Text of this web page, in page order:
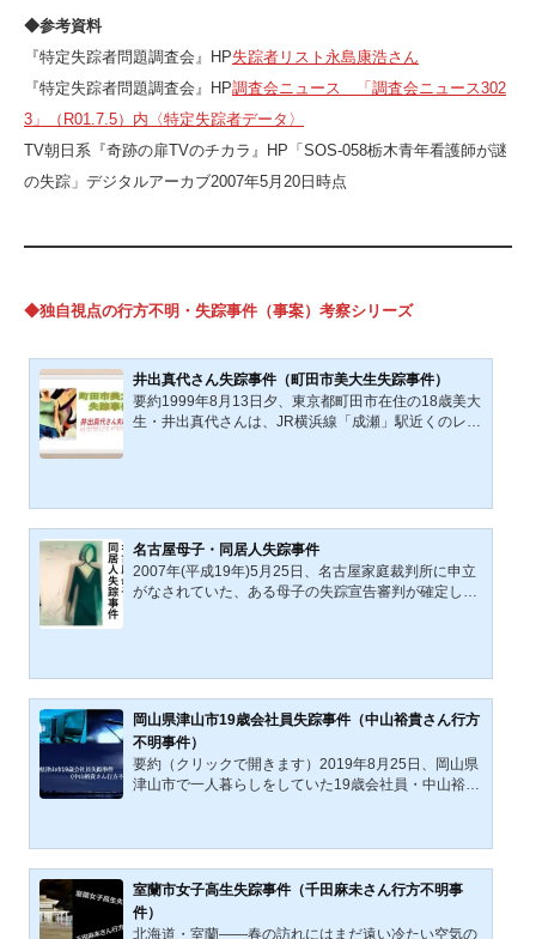
◆参考資料
『特定失踪者問題調査会』HP失踪者リスト永島康浩さん
『特定失踪者問題調査会』HP調査会ニュース 「調査会ニュース302
3」（R01.7.5）内〈特定失踪者データ〉
TV朝日系『奇跡の扉TVのチカラ』HP「SOS-058栃木青年看護師が謎
の失踪」デジタルアーカブ2007年5月20日時点
◆独自視点の行方不明・失踪事件（事案）考察シリーズ
井出真代さん失踪事件（町田市美大生失踪事件）
要約1999年8月13日夕、東京都町田市在住の18歳美大
生・井出真代さんは、JR横浜線「成瀬」駅近くのレン
ての可能性も説明困難という分析に至る。失踪当日は
雨天かつ日没近く、足元はサンダルという状況でもあ
り、③第三者が関与した犯罪被害の可能性が最も高い
と筆者は結論づけている...
名古屋母子・同居人失踪事件
2007年(平成19年)5月25日、名古屋家庭裁判所に申立
がなされていた、ある母子の失踪宣告審判が確定し
の息子であるDくん（当時3歳）は、失踪の四年ほど前
の1985年に、S乃さんと国際結婚をしたオランダ人の
夫(Dくんの父親)であるR氏と家族三人で暮らしていた
が、S乃さんはその後約...
岡山県津山市19歳会社員失踪事件（中山裕貴さん行方
不明事件）
要約（クリックで開きます）2019年8月25日、岡山県
津山市で一人暮らしをしていた19歳会社員・中山裕貴
勤し、部屋には現金約6万円、預金約80万円、私物や
自転車も残されていた。足取りからは鳥取県日野町の
江尾駅へ向かった可能性が高いが、目的は不明であ
る。本記事は、移動経路、所持品、交友関係、オンラ
イン上の接点の可能性を整理し、失踪の背景を検討す
室蘭市女子高生失踪事件（千田麻未さん行方不明事
件）
北海道・室蘭――春の訪れにはまだ遠い冷たい空気の